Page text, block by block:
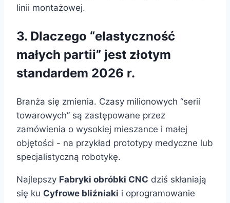
linii montażowej.
3. Dlaczego “elastyczność
małych partii” jest złotym
standardem 2026 r.
Branża się zmienia. Czasy milionowych “serii
towarowych” są zastępowane przez
zamówienia o wysokiej mieszance i małej
objętości - na przykład prototypy medyczne lub
specjalistyczną robotykę.
Najlepszy Fabryki obróbki CNC dziś skłaniają
się ku Cyfrowe bliźniaki i oprogramowanie